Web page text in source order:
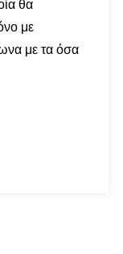
θα
με
με τα όσα